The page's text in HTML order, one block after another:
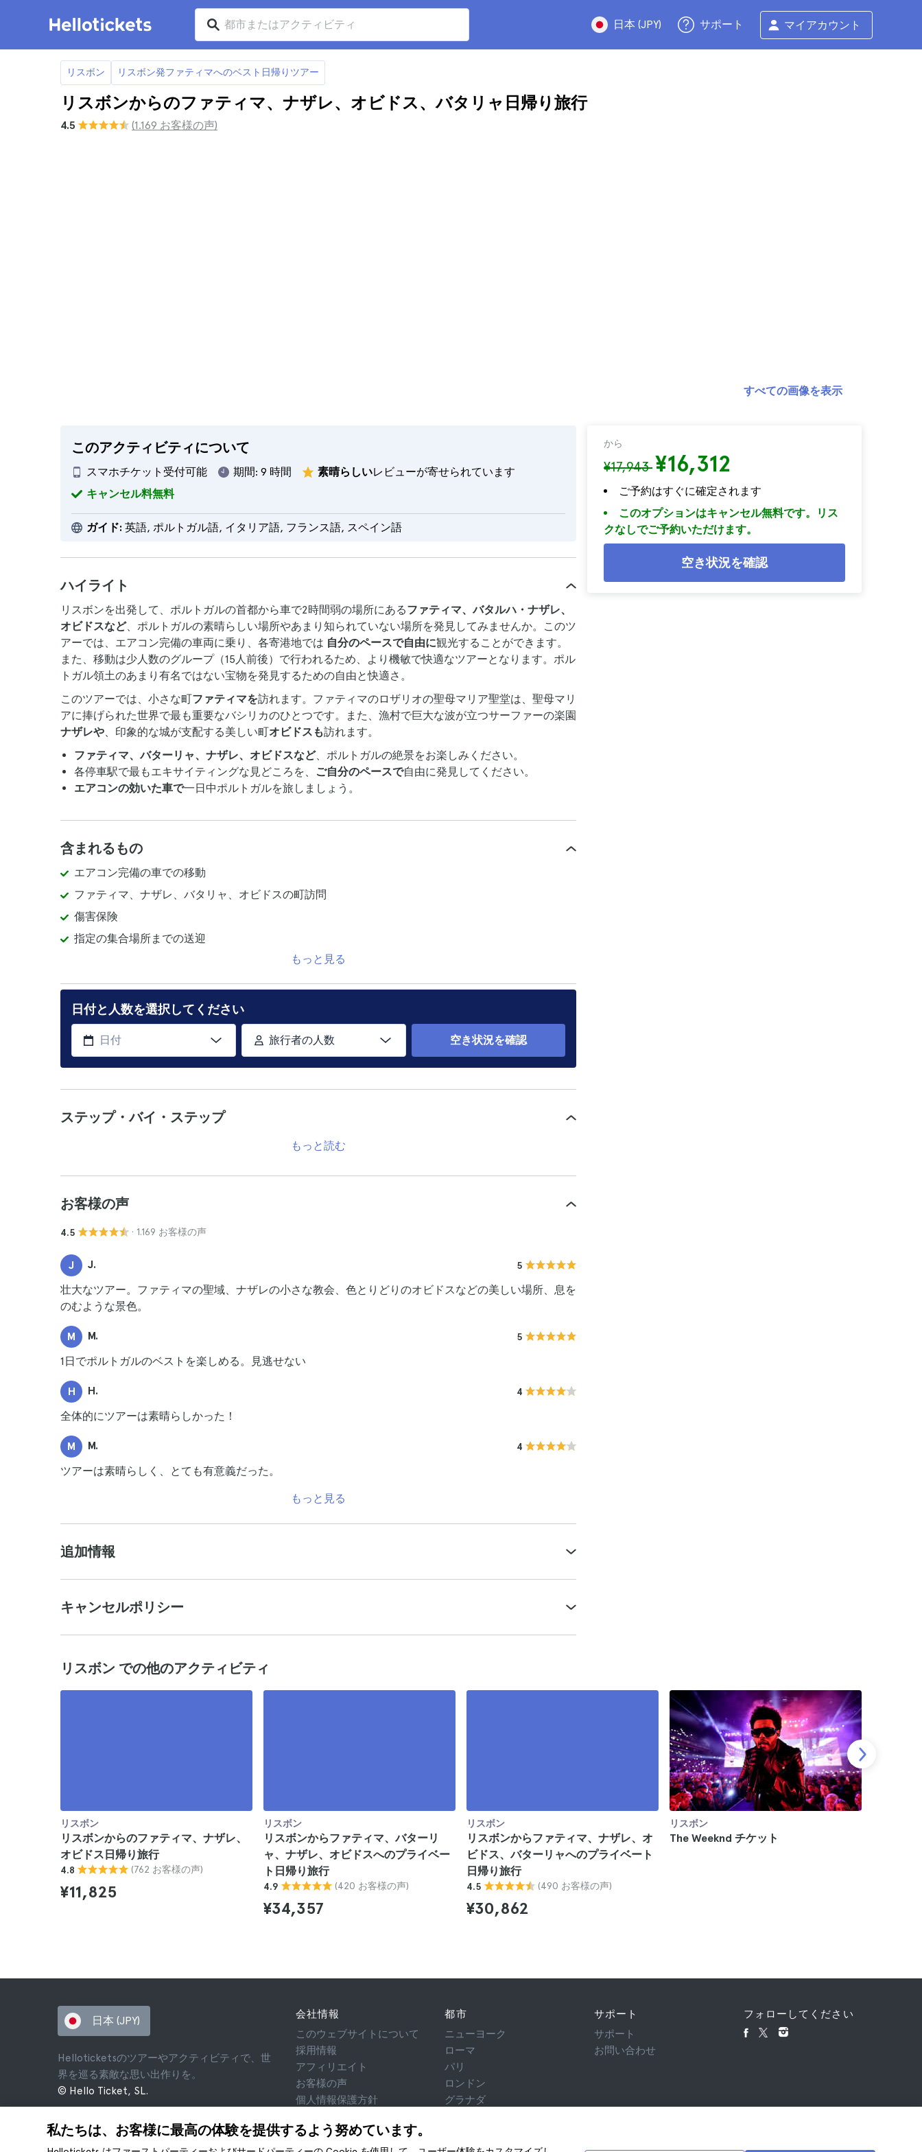
日本 (JPY) サポート マイアカウント
リスボン リスボン発ファティマへのベスト日帰りツアー
リスボンからのファティマ、ナザレ、オビドス、バタリャ日帰り旅行
4.5 (1.169 お客様の声)
このアクティビティについて
スマホチケット受付可能 期間: 9 時間 素晴らしいレビューが寄せられています
キャンセル料無料
ガイド: 英語, ポルトガル語, イタリア語, フランス語, スペイン語
から
¥17,943¥16,312
ご予約はすぐに確定されます
このオプションはキャンセル無料です。リス
クなしでご予約いただけます。
空き状況を確認
すべての画像を表示
ハイライト
リスボンを出発して、ポルトガルの首都から車で2時間弱の場所にあるファティマ、バタルハ・ナザレ、
オビドスなど、ポルトガルの素晴らしい場所やあまり知られていない場所を発見してみませんか。このツ
アーでは、エアコン完備の車両に乗り、各寄港地では 自分のペースで自由に観光することができます。
また、移動は少人数のグループ（15人前後）で行われるため、より機敏で快適なツアーとなります。ポル
トガル領土のあまり有名ではない宝物を発見するための自由と快適さ。
このツアーでは、小さな町ファティマを訪れます。ファティマのロザリオの聖母マリア聖堂は、聖母マリ
アに捧げられた世界で最も重要なバシリカのひとつです。また、漁村で巨大な波が立つサーファーの楽園
ナザレや、印象的な城が支配する美しい町オビドスも訪れます。
ファティマ、バターリャ、ナザレ、オビドスなど、ポルトガルの絶景をお楽しみください。
各停車駅で最もエキサイティングな見どころを、
ご自分のペースで自由に発見してください。
エアコンの効いた車で一日中ポルトガルを旅しましょう。
含まれるもの
エアコン完備の車での移動
ファティマ、ナザレ、バタリャ、オビドスの町訪問
傷害保険
指定の集合場所までの送迎
もっと見る
日付と人数を選択してください
旅行者の人数 空き状況を確認
ステップ・バイ・ステップ
もっと読む
お客様の声
4.5 · 1.169 お客様の声
J J. 5
壮大なツアー。ファティマの聖域、ナザレの小さな教会、色とりどりのオビドスなどの美しい場所、息を
のむような景色。
M M. 5
1日でポルトガルのベストを楽しめる。見逃せない
H H. 4
全体的にツアーは素晴らしかった！
M M. 4
ツアーは素晴らしく、とても有意義だった。
もっと見る
追加情報
キャンセルポリシー
リスボン での他のアクティビティ
リスボン
リスボンからのファティマ、ナザレ、
オビドス日帰り旅行
4.8 (762 お客様の声)
¥11,825
リスボン
リスボンからファティマ、バターリ
ャ、ナザレ、オビドスへのプライベー
ト日帰り旅行
4.9 (420 お客様の声)
¥34,357
リスボン
リスボンからファティマ、ナザレ、オ
ビドス、バターリャへのプライベート
日帰り旅行
4.5 (490 お客様の声)
¥30,862
リスボン
The Weeknd チケット
私たちは、お客様に最高の体験を提供するよう努めています。
日本 (JPY)
Helloticketsのツアーやアクティビティで、世
界を巡る素敵な思い出作りを。
© Hello Ticket, SL.
会社情報
このウェブサイトについて
採用情報
アフィリエイト
お客様の声
個人情報保護方針
法律相談
cookie
都市
ニューヨーク
ローマ
パリ
ロンドン
グラナダ
サポート
サポート
お問い合わせ
フォローしてください